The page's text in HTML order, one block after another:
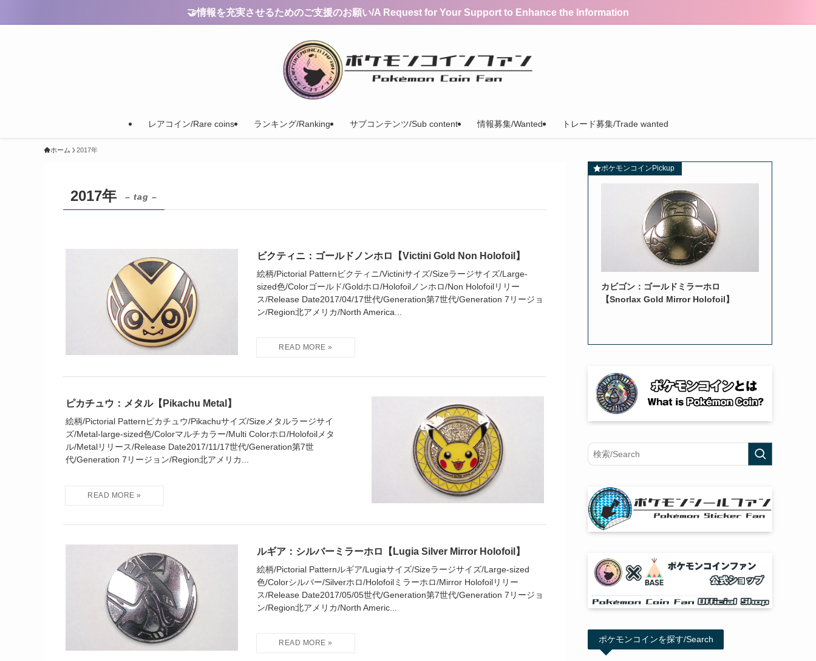
🤝情報を充実させるためのご支援のお願い/A Request for Your Support to Enhance the Information
レアコイン/Rare coins ランキング/Ranking サブコンテンツ/Sub content 情報募集/Wanted トレード募集/Trade wanted
ホーム 2017年
2017年 – tag –
ビクティニ：ゴールドノンホロ【Victini Gold Non Holofoil】
絵柄/Pictorial Patternビクティニ/Victiniサイズ/Sizeラージサイズ/Large-
sized色/Colorゴールド/Goldホロ/Holofoilノンホロ/Non Holofoilリリー
ス/Release Date2017/04/17世代/Generation第7世代/Generation 7リージョ
ン/Region北アメリカ/North America...
ピカチュウ：メタル【Pikachu Metal】
絵柄/Pictorial Patternピカチュウ/Pikachuサイズ/Sizeメタルラージサイ
ズ/Metal-large-sized色/Colorマルチカラー/Multi Colorホロ/Holofoilメタ
ル/Metalリリース/Release Date2017/11/17世代/Generation第7世
代/Generation 7リージョン/Region北アメリカ...
ルギア：シルバーミラーホロ【Lugia Silver Mirror Holofoil】
絵柄/Pictorial Patternルギア/Lugiaサイズ/Sizeラージサイズ/Large-sized
色/Colorシルバー/Silverホロ/Holofoilミラーホロ/Mirror Holofoilリリー
ス/Release Date2017/05/05世代/Generation第7世代/Generation 7リージョ
ン/Region北アメリカ/North Americ...
ポケモンコインPickup
カビゴン：ゴールドミラーホロ
【Snorlax Gold Mirror Holofoil】
ポケモンコインを探す/Search